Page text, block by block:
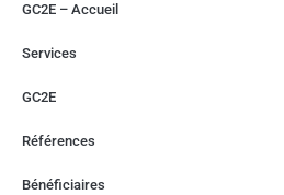
GC2E – Accueil
Services
GC2E
Références
Bénéficiaires